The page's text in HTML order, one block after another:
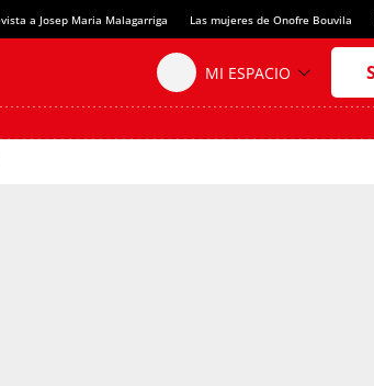
a Josep Maria Malagarriga Las mujeres de Onofre Bouvila